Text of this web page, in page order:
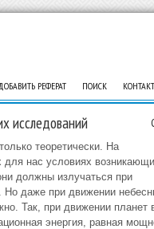
РЕФЕРАТ ПОИСК
исследований
теоретически. На
нас условиях
должны излучаться при
даже при движении
Так, при движении планет
энергия, равная